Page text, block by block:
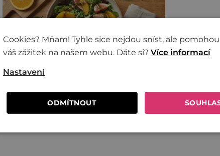
Cookies? Mňam! Tyhle sice nejdou sníst, ale
váš zážitek na našem webu. Dáte si? Více informací
ODMÍTNOUT
Nastavení